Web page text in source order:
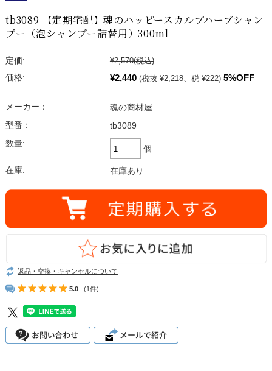
tb3089 【定期宅配】魂のハッピースカルプハーブシャン
プー（泡シャンプー詰替用）300ml
定価: ¥2,570(税込)
価格:
¥2,440 (税抜 ¥2,218、税 ¥222) 5%OFF
メーカー：
魂の商材屋
型番：
tb3089
数量:
個
在庫: 在庫あり
返品・交換・キャンセルについて
5.0 (1件)